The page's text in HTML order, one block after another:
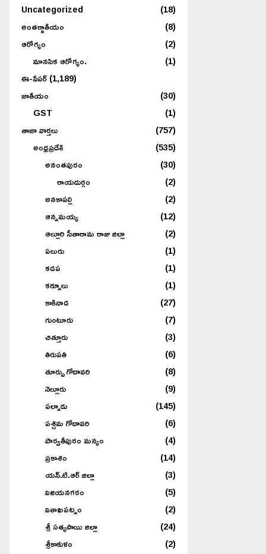
Uncategorized
(18)
అంతర్జాతీయం
(8)
ఆరోగ్యం
(2)
మానసిక ఆరోగ్యం.
(1)
ఈ-పేపర్(1,189)
జాతీయం
(30)
GST
(1)
తాజా వార్తలు
(757)
అంధ్రప్రదేశ్
(535)
అనంతపురం
(30)
రాయదుర్గం
(2)
అనకాపల్లి
(2)
ఆన్నమయ్య
(12)
ఆల్లూరి సీతారామ రాజు జిల్లా
(2)
ఏలురు
(1)
కడప
(1)
కర్నూలు
(1)
కాకినాడ
(27)
గుంటూరు
(7)
చిత్తూరు
(3)
తిరుపతి
(6)
తూర్పు గోదావరి
(8)
నెల్లూరు
(9)
పల్నాడు
(145)
పశ్చిమ గోదావరి
(6)
పార్వతీపురం మన్యం
(4)
ప్రకాశం
(14)
యన్.టి.ఆర్ జిల్లా
(3)
విజయనగరం
(5)
విశాఖపట్నం
(2)
శ్రీ సత్యసాయి జిల్లా
(24)
శ్రీకాకుళం
(2)